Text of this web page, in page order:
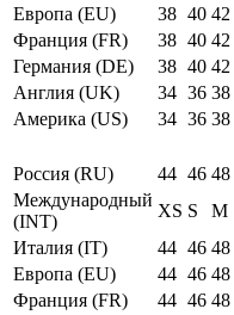
Европа (EU)
38 40 42
Франция (FR)
38 40 42
Германия (DE)
38 40 42
Англия (UK)
34 36 38
Америка (US)
34 36 38
Россия (RU)
44 46 48
Международный
(INT)
XS S M
Италия (IT)
44 46 48
Европа (EU)
44 46 48
Франция (FR)
44 46 48